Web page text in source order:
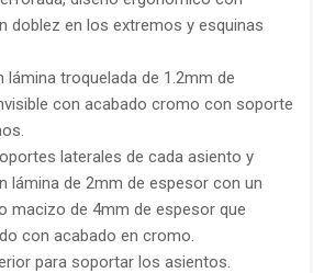
doblez en los extremos y esquinas
lámina troquelada de 1.2mm de
con acabado cromo con soporte
laterales de cada asiento y
lámina de 2mm de espesor con un
macizo de 4mm de espesor que
con acabado en cromo.
para soportar los asientos.